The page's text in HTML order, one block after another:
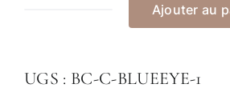
Collier
Ajouter au
UGS : BC-C-BLUEEYE-1